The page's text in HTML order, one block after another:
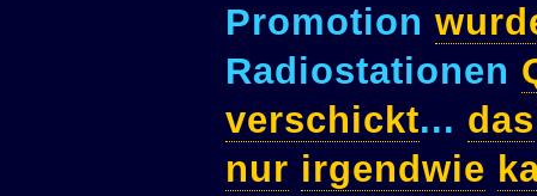
Promotion
Radiostationen
verschickt... das
nur irgendwie